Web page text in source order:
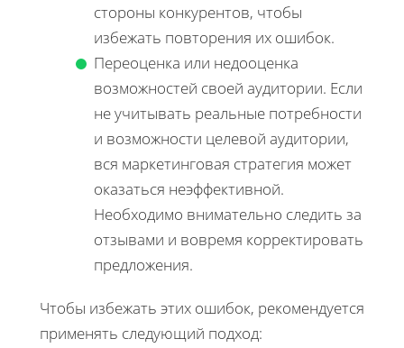
стороны конкурентов, чтобы
избежать повторения их ошибок.
Переоценка или недооценка
возможностей своей аудитории. Если
не учитывать реальные потребности
и возможности целевой аудитории,
вся маркетинговая стратегия может
оказаться неэффективной.
Необходимо внимательно следить за
отзывами и вовремя корректировать
предложения.
Чтобы избежать этих ошибок, рекомендуется
применять следующий подход: